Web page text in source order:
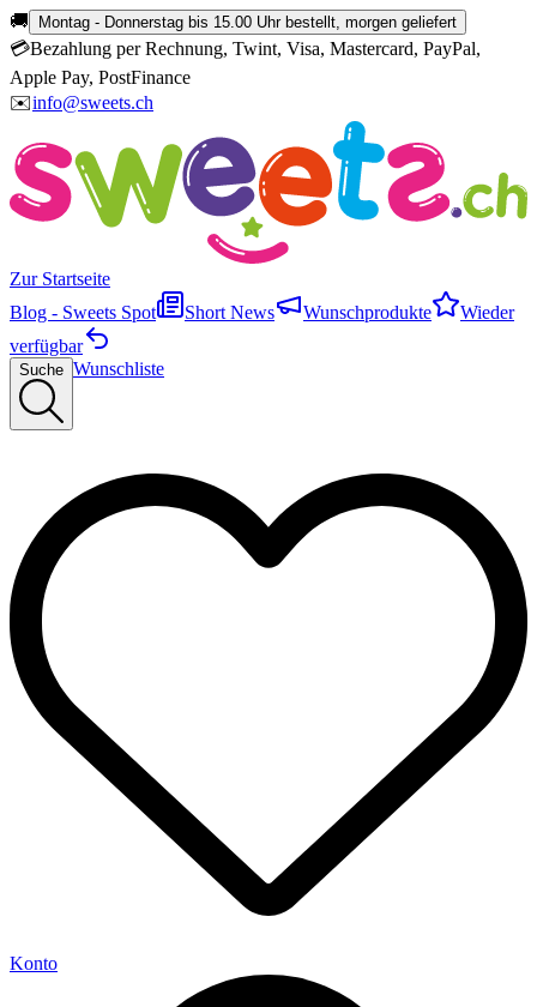
🚚 Montag - Donnerstag bis 15.00 Uhr bestellt, morgen geliefert
💳Bezahlung per Rechnung, Twint, Visa, Mastercard, PayPal,
Apple Pay, PostFinance
✉️info@sweets.ch
Zur Startseite
Blog - Sweets Spot
Short News Wunschprodukte
Wieder
verfügbar
Suche Wunschliste
Konto